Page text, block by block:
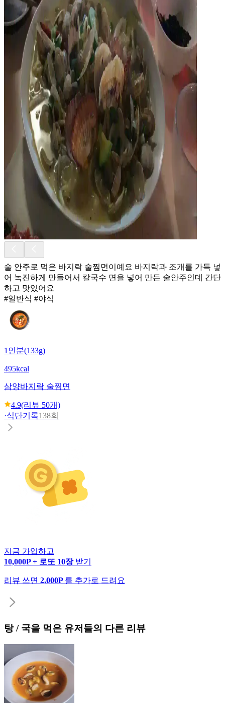
술 안주로 먹은 바지락 술찜면이예요 바지락과 조개를 가득 넣
어 녹진하게 만들어서 칼국수 면을 넣어 만든 술안주인데 간단
하고 맛있어요
#일반식 #야식
1인분(133g)
495kcal
삼양바지락 술찜면
4.9(리뷰 50개)
·식단기록138회
지금 가입하고
10,000P + 로또 10장 받기
리뷰 쓰면 2,000P 를 추가로 드려요
탕 / 국을 먹은 유저들의 다른 리뷰